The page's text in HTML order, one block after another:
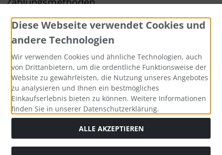
Widerrufsbutton
Diese Webseite verwendet Cookies und
andere Technologien
Wir verwenden Cookies und ähnliche Technologien, auch
von Drittanbietern, um die ordentliche Funktionsweise der
Website zu gewährleisten, die Nutzung unseres Angebotes
zu analysieren und Ihnen ein bestmögliches
Einkaufserlebnis bieten zu können. Weitere Informationen
finden Sie in unserer Datenschutzerklärung.
ALLE AKZEPTIEREN